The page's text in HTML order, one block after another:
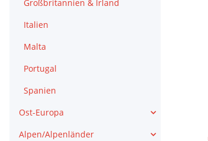
Großbritannien & Irland
Italien
Malta
Portugal
Spanien
Ost-Europa
Alpen/Alpenländer